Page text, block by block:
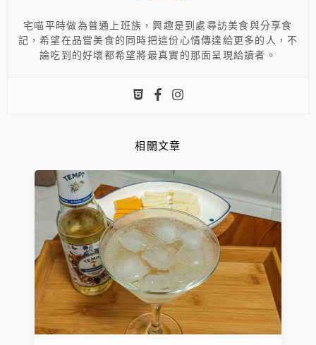
宅喵平時做為普通上班族，興趣是到處尋訪美食與分享食
記，希望在品嘗美食的同時把這份心情傳達給更多的人，不
論吃到的好壞都希望將最真實的那面呈現給讀者。
相關文章